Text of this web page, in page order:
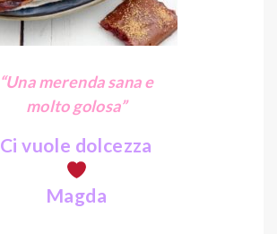
“Una merenda sana e
molto golosa”
Ci vuole dolcezza
Magda